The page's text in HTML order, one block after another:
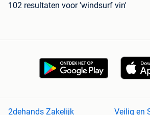
102 resultaten voor 'windsurf vin'
2dehands Zakelijk Veilig en